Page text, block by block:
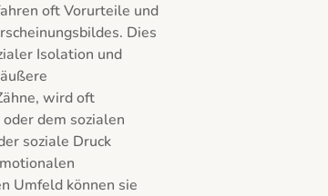
oft Vorurteile und
Dies
Isolation und
wird oft
dem sozialen
soziale Druck
Umfeld können sie